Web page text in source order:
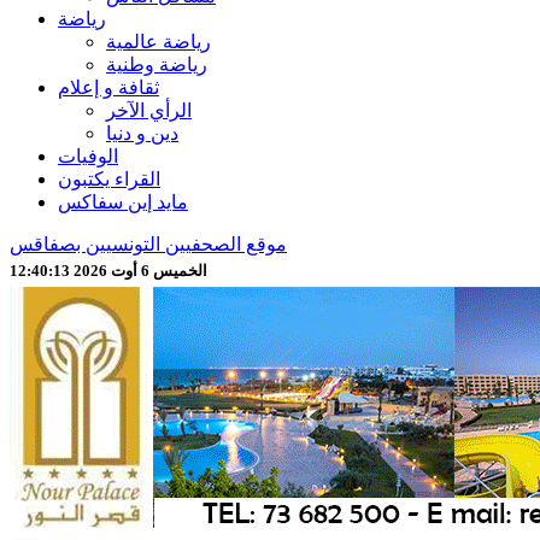
رياضة
رياضة عالمية
رياضة وطنية
ثقافة و إعلام
الرأي الآخر
دين و دنيا
الوفيات
القراء يكتبون
مايد إين سفاكس
موقع الصحفيين التونسيين بصفاقس
الخميس 6 أوت 2026 12:40:15